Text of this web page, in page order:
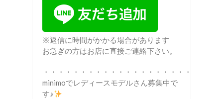
※返信に時間がかかる場合があります
お急ぎの方はお店に直接ご連絡下さい。
・・・・・・・・・・・・・・・・・・・・
minimoでレディースモデルさん募集中で
す♪